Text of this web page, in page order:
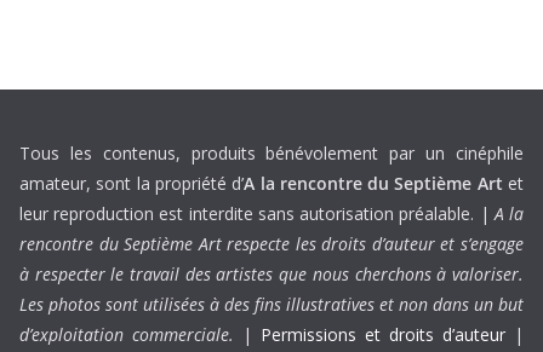
Tous les contenus, produits bénévolement par un cinéphile
amateur, sont la propriété d’A la rencontre du Septième Art et
leur reproduction est interdite sans autorisation préalable. |A la
rencontre du Septième Art respecte les droits d’auteur et s’engage
à respecter le travail des artistes que nous cherchons à valoriser.
Les photos sont utilisées à des fins illustratives et non dans un but
d’exploitation commerciale.
| Permissions et droits d’auteur |